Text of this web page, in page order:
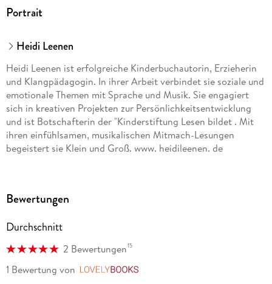
Portrait
Heidi Leenen
Heidi Leenen ist erfolgreiche Kinderbuchautorin, Erzieherin
und Klangpädagogin. In ihrer Arbeit verbindet sie soziale und
emotionale Themen mit Sprache und Musik. Sie engagiert
sich in kreativen Projekten zur Persönlichkeitsentwicklung
und ist Botschafterin der "Kinderstiftung Lesen bildet . Mit
ihren einfühlsamen, musikalischen Mitmach-Lesungen
begeistert sie Klein und Groß. www. heidileenen. de
Bewertungen
Durchschnitt
2 Bewertungen15
1 Bewertung von